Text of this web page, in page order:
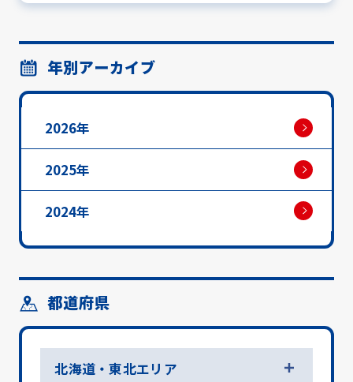
年別アーカイブ
2026年
2025年
2024年
都道府県
北海道・東北エリア